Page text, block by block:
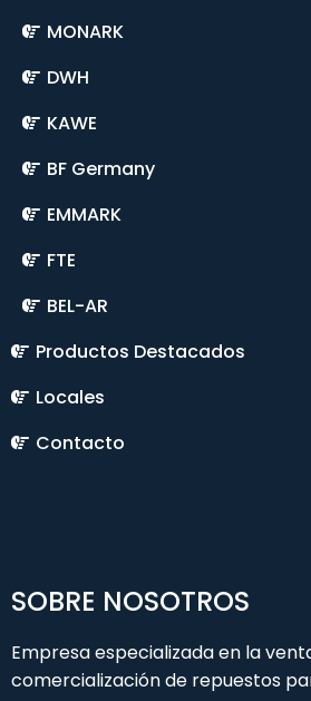
MONARK
DWH
KAWE
BF Germany
EMMARK
FTE
BEL-AR
Productos Destacados
Locales
Contacto
SOBRE NOSOTROS
Empresa especializada en la
comercialización de repuestos